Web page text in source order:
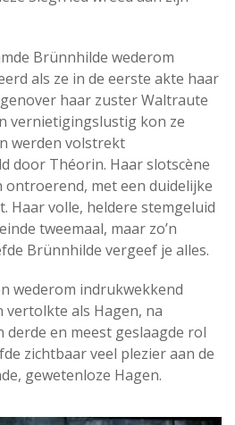
Brünnhilde wederom
als ze in de eerste akte haar
haar zuster Waltraute
vernietigingslustig kon ze
werden volstrekt
door Théorin. Haar slotscène
ontroerend, met een duidelijke
Haar volle, heldere stemgeluid
tweemaal, maar zo’n
Brünnhilde vergeef je alles.
wederom indrukwekkend
vertolkte als Hagen, na
derde en meest geslaagde rol
zichtbaar veel plezier aan de
gewetenloze Hagen.